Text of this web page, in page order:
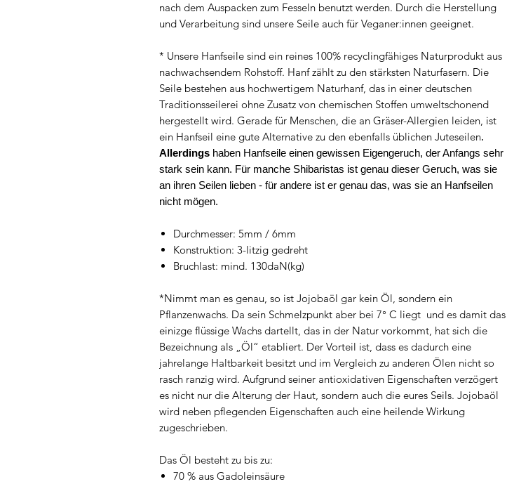
nach dem Auspacken zum Fesseln benutzt werden. Durch die Herstellung
und Verarbeitung sind unsere Seile auch für Veganer:innen geeignet.
* Unsere Hanfseile sind ein reines 100% recyclingfähiges Naturprodukt aus
nachwachsendem Rohstoff. Hanf zählt zu den stärksten Naturfasern. Die
Seile bestehen aus hochwertigem Naturhanf, das in einer deutschen
Traditionsseilerei ohne Zusatz von chemischen Stoffen umweltschonend
hergestellt wird. Gerade für Menschen, die an Gräser-Allergien leiden, ist
ein Hanfseil eine gute Alternative zu den ebenfalls üblichen Juteseilen.
Allerdings haben Hanfseile einen gewissen Eigengeruch, der Anfangs sehr
stark sein kann. Für manche Shibaristas ist genau dieser Geruch, was sie
an ihren Seilen lieben - für andere ist er genau das, was sie an Hanfseilen
nicht mögen.
Durchmesser: 5mm / 6mm
Konstruktion: 3-litzig gedreht
Bruchlast: mind. 130daN(kg)
*Nimmt man es genau, so ist Jojobaöl gar kein Öl, sondern ein
Pflanzenwachs. Da sein Schmelzpunkt aber bei 7° C liegt und es damit das
einizge flüssige Wachs dartellt, das in der Natur vorkommt, hat sich die
Bezeichnung als „Öl“ etabliert. Der Vorteil ist, dass es dadurch eine
jahrelange Haltbarkeit besitzt und im Vergleich zu anderen Ölen nicht so
rasch ranzig wird. Aufgrund seiner antioxidativen Eigenschaften verzögert
es nicht nur die Alterung der Haut, sondern auch die eures Seils. Jojobaöl
wird neben pflegenden Eigenschaften auch eine heilende Wirkung
zugeschrieben.
Das Öl besteht zu bis zu:
70 % aus Gadoleinsäure